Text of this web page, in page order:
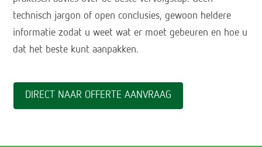
technisch jargon of open conclusies, gewoon heldere
informatie zodat u weet wat er moet gebeuren en hoe u
dat het beste kunt aanpakken.
DIRECT NAAR OFFERTE AANVRAAG